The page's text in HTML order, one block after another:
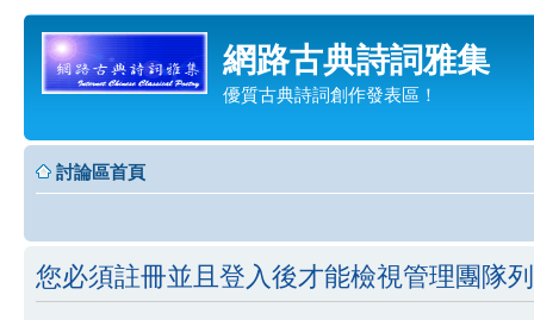
網路古典詩詞雅集
優質古典詩詞創作發表區！
討論區首頁
您必須註冊並且登入後才能檢視管理團隊